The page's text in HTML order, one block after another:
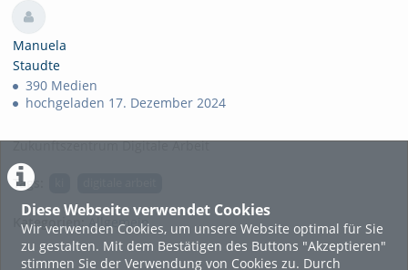
Diese Webseite verwendet Cookies
Wir verwenden Cookies, um unsere Website optimal für Sie
zu gestalten. Mit dem Bestätigen des Buttons "Akzeptieren"
stimmen Sie der Verwendung von Cookies zu. Durch
Manuela
Staudte
390 Medien
hochgeladen 17. Dezember 2024
Zukunftszentrum Digitale Arbeit
Tags:
Kategorien: Allgemein